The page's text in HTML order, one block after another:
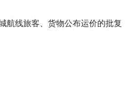
线旅客、货物公布运价的批复